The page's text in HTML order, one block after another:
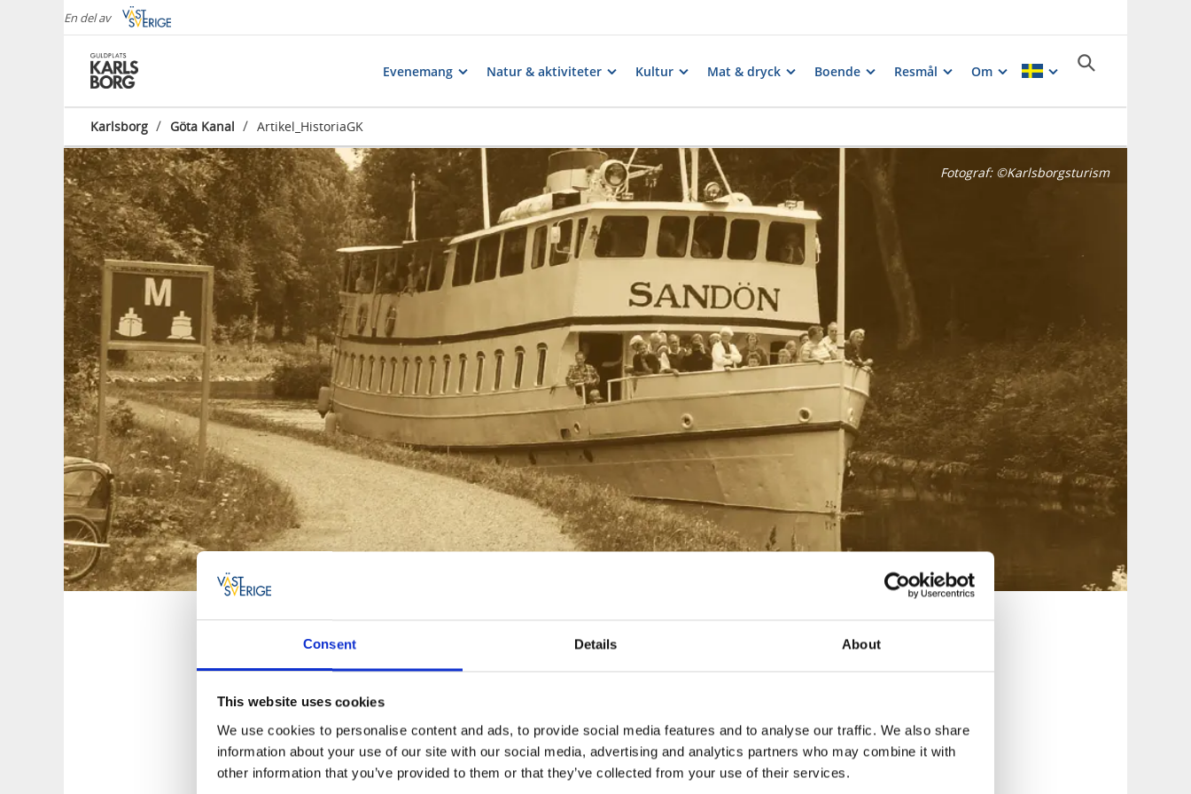
Consent Details About
This website uses cookies
We use cookies to personalise content and ads, to provide social media features and to analyse our traffic. We also share
information about your use of our site with our social media, advertising and analytics partners who may combine it with
other information that you’ve provided to them or that they’ve collected from your use of their services.
En del av
Evenemang Natur & aktiviteter Kultur Mat & dryck Boende Resmål Om
Karlsborg / Göta Kanal / Artikel_HistoriaGK
Fotograf: ©Karlsborgsturism
Historien om GÖTA KANAL
Göta kanal, som sträcker sig från Sjötorp i väst till Mem i öst, är 190 kilometer lång
och har 58 slussar. Kanalen utgör ett av Sveriges genom tiderna största
byggnadsprojekt och löper fram genom landskapet mellan Vänern och Östersjön.
Hela 87 kilometer av den är handgrävd och tog 22 år att färdigställa.